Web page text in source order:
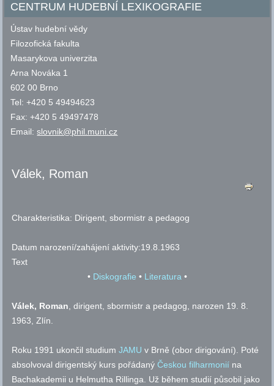
CENTRUM HUDEBNÍ LEXIKOGRAFIE
Ústav hudební vědy
Filozofická fakulta
Masarykova univerzita
Arna Nováka 1
602 00 Brno
Tel: +420 5 49494623
Fax: +420 5 49497478
Email:slovnik@phil.muni.cz
Válek, Roman
Charakteristika: Dirigent, sbormistr a pedagog
Datum narození/zahájení aktivity:19.8.1963
Text
• Diskografie • Literatura•
Válek, Roman, dirigent, sbormistr a pedagog, narozen 19. 8.
1963, Zlín.
Roku 1991 ukončil studiumJAMU v Brně (obor dirigování). Poté
absolvoval dirigentský kurs pořádanýČeskou filharmonií na
Bachakademii u Helmutha Rillinga. Už během studií působil jako